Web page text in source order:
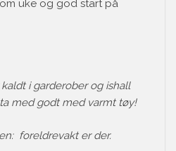
uke og god start på
i garderober og ishall
med godt med varmt tøy!
foreldrevakt er der.